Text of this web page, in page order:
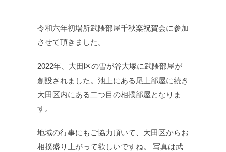
令和六年初場所武隈部屋千秋楽祝賀会に参加
させて頂きました。
2022年、大田区の雪が谷大塚に武隈部屋が
創設されました。池上にある尾上部屋に続き
大田区内にある二つ目の相撲部屋となりま
す。
地域の行事にもご協力頂いて、大田区からお
相撲盛り上がって欲しいですね。 写真は武